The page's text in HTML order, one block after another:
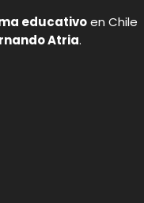
educativoen Chile
Atria.